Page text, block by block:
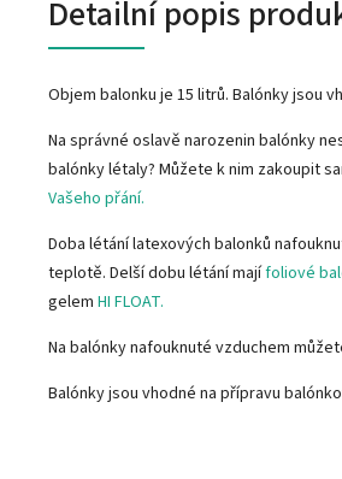
Detailní popis
Objem balonku je 15 litrů. Balónky jsou
Na správné oslavě narozenin balónky
balónky létaly? Můžete k nim zakoupit
Vašeho přání.
Doba létání latexových balonků
teplotě. Delší dobu létání majífoliové
gelem HI FLOAT.
Na balónky nafouknuté vzduchem
Balónky jsou vhodné na přípravu